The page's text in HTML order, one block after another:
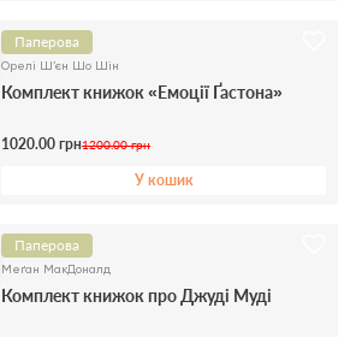
Паперова
Орелі Ш’єн Шо Шін
Комплект книжок «Емоції Ґастона»
1020.00 грн1200.00 грн
У кошик
Паперова
Меґан МакДоналд
Комплект книжок про Джуді Муді